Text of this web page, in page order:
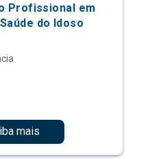
Profissional em
do Idoso
mais